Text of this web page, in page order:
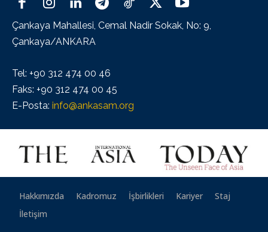
Çankaya Mahallesi, Cemal Nadir Sokak, No: 9,
Çankaya/ANKARA
Tel: +90 312 474 00 46
Faks: +90 312 474 00 45
E-Posta: info@ankasam.org
Hakkımızda Kadromuz İşbirlikleri Kariyer
Staj
İletişim